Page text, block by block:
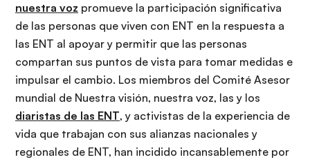
nuestra voz promueve la participación significativa
de las personas que viven con ENT en la respuesta a
las ENT al apoyar y permitir que las personas
compartan sus puntos de vista para tomar medidas e
impulsar el cambio. Los miembros del Comité Asesor
mundial de Nuestra visión, nuestra voz, las y los
diaristas de las ENT, y activistas de la experiencia de
vida que trabajan con sus alianzas nacionales y
regionales de ENT, han incidido incansablemente por